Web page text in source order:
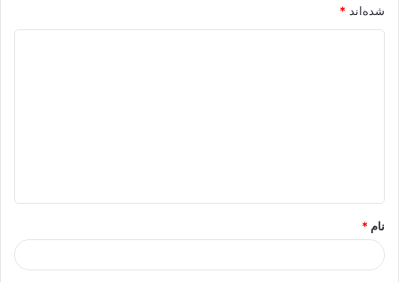
شده‌اند *
*
نام *